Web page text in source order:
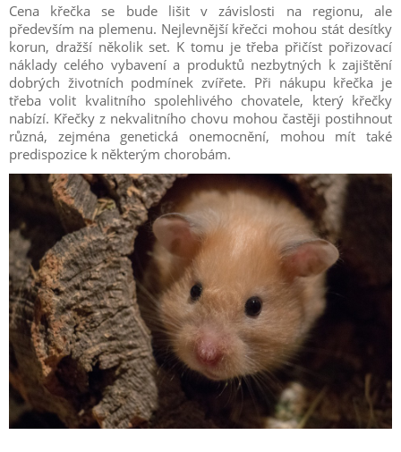
Cena křečka se bude lišit v závislosti na regionu, ale
především na plemenu. Nejlevnější křečci mohou stát desítky
korun, dražší několik set. K tomu je třeba přičíst pořizovací
náklady celého vybavení a produktů nezbytných k zajištění
dobrých životních podmínek zvířete. Při nákupu křečka je
třeba volit kvalitního spolehlivého chovatele, který křečky
nabízí. Křečky z nekvalitního chovu mohou častěji postihnout
různá, zejména genetická onemocnění, mohou mít také
predispozice k některým chorobám.